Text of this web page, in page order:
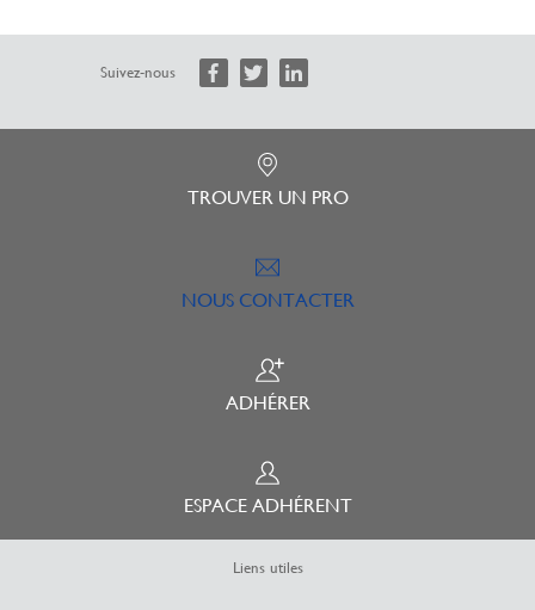
Suivez-nous
TROUVER UN PRO
NOUS CONTACTER
ADHÉRER
ESPACE ADHÉRENT
Liens utiles